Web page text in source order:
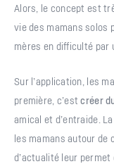
Alors, le concept est
vie des mamans solos
mères en difficulté par
Sur l’application, les
première, c’estcréer
amical et d’entraide.
les mamans autour de
d’actualité leur permet